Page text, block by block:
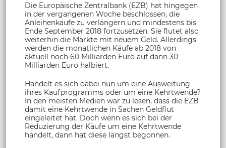
Die Europäische Zentralbank (EZB) hat hingegen
in der vergangenen Woche beschlossen, die
Anleihenkäufe zu verlängern und mindestens bis
Ende September 2018 fortzusetzen. Sie flutet also
weiterhin die Märkte mit neuem Geld. Allerdings
werden die monatlichen Käufe ab 2018 von
aktuell noch 60 Milliarden Euro auf dann 30
Milliarden Euro halbiert.
Handelt es sich dabei nun um eine Ausweitung
ihres Kaufprogramms oder um eine Kehrtwende?
In den meisten Medien war zu lesen, dass die EZB
damit eine Kehrtwende in Sachen Geldflut
eingeleitet hat. Doch wenn es sich bei der
Reduzierung der Käufe um eine Kehrtwende
handelt, dann hat diese längst begonnen.